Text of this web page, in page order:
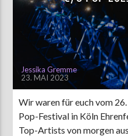
AKTUELLE SENDUNG
MOEBIUS
00:00 18:00
ZU HÖREN IN
Jessika Gremme
23. MAI 2023
Wir waren für euch vom
Pop-Festival in Köln
Top-Artists von morgen